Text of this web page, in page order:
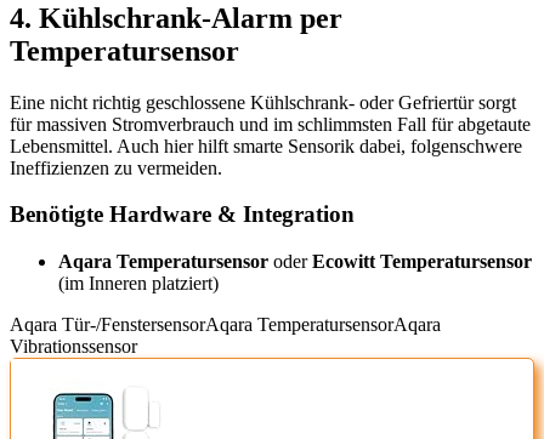
4. Kühlschrank-Alarm per
Temperatursensor
Eine nicht richtig geschlossene Kühlschrank- oder Gefriertür sorgt
für massiven Stromverbrauch und im schlimmsten Fall für abgetaute
Lebensmittel. Auch hier hilft smarte Sensorik dabei, folgenschwere
Ineffizienzen zu vermeiden.
Benötigte Hardware & Integration
Aqara Temperatursensor oderEcowitt Temperatursensor
(im Inneren platziert)
Aqara Tür-/FenstersensorAqara TemperatursensorAqara
Vibrationssensor